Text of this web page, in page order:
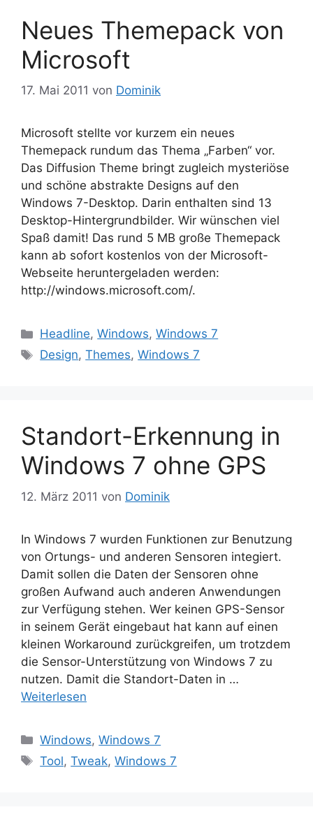
Neues Themepack von
Microsoft
17. Mai 2011 von Dominik
Microsoft stellte vor kurzem ein neues
Themepack rundum das Thema „Farben“ vor.
Das Diffusion Theme bringt zugleich mysteriöse
und schöne abstrakte Designs auf den
Windows 7-Desktop. Darin enthalten sind 13
Desktop-Hintergrundbilder. Wir wünschen viel
Spaß damit! Das rund 5 MB große Themepack
kann ab sofort kostenlos von der Microsoft-
Webseite heruntergeladen werden:
http://windows.microsoft.com/.
Kategorien
Headline,Windows,Windows 7
Schlagwörter
Design,Themes,Windows 7
Standort-Erkennung in
Windows 7 ohne GPS
12. März 2011 von Dominik
In Windows 7 wurden Funktionen zur Benutzung
von Ortungs- und anderen Sensoren integiert.
Damit sollen die Daten der Sensoren ohne
großen Aufwand auch anderen Anwendungen
zur Verfügung stehen. Wer keinen GPS-Sensor
in seinem Gerät eingebaut hat kann auf einen
kleinen Workaround zurückgreifen, um trotzdem
die Sensor-Unterstützung von Windows 7 zu
nutzen. Damit die Standort-Daten in …
Weiterlesen
Kategorien
Windows,Windows 7
Schlagwörter
Tool,Tweak,Windows 7